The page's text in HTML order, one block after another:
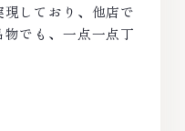
しており、他店で
でも、一点一点丁